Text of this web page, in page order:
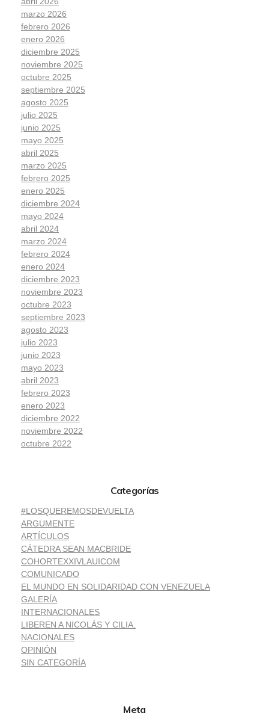
marzo 2026
febrero 2026
enero 2026
diciembre 2025
noviembre 2025
octubre 2025
septiembre 2025
agosto 2025
julio 2025
junio 2025
mayo 2025
abril 2025
marzo 2025
febrero 2025
enero 2025
diciembre 2024
mayo 2024
abril 2024
marzo 2024
febrero 2024
enero 2024
diciembre 2023
noviembre 2023
octubre 2023
septiembre 2023
agosto 2023
julio 2023
junio 2023
mayo 2023
abril 2023
febrero 2023
enero 2023
diciembre 2022
noviembre 2022
octubre 2022
Categorías
#LOSQUEREMOSDEVUELTA
ARGUMENTE
ARTÍCULOS
CÁTEDRA SEAN MACBRIDE
COHORTEXXIVLAUICOM
COMUNICADO
EL MUNDO EN SOLIDARIDAD CON VENEZUELA
GALERÍA
INTERNACIONALES
LIBEREN A NICOLÁS Y CILIA.
NACIONALES
OPINIÓN
SIN CATEGORÍA
Meta